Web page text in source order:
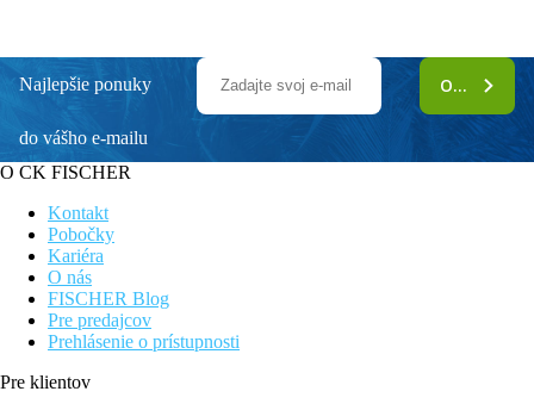
Najlepšie ponuky
do vášho e-mailu
ODOBERAŤ
O CK FISCHER
Kontakt
Pobočky
Kariéra
O nás
FISCHER Blog
Pre predajcov
Prehlásenie o prístupnosti
Pre klientov